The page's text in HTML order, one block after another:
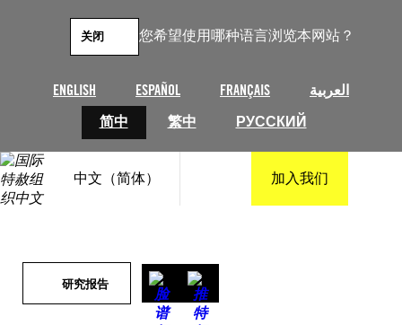
您希望使用哪种语言浏览本网站？
ENGLISH ESPAÑOL FRANÇAIS
العربية
简中
繁中 РУССКИЙ
关闭
中文（简体） 加入我们
研究报告